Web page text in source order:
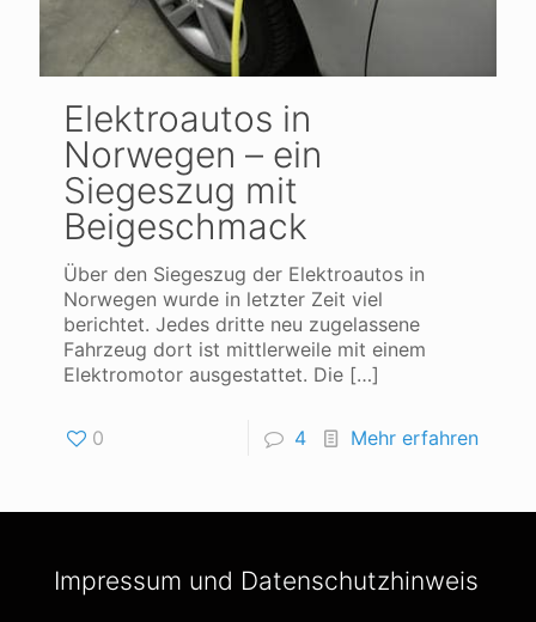
Elektroautos in
Norwegen – ein
Siegeszug mit
Beigeschmack
Über den Siegeszug der Elektroautos in
Norwegen wurde in letzter Zeit viel
berichtet. Jedes dritte neu zugelassene
Fahrzeug dort ist mittlerweile mit einem
Elektromotor ausgestattet. Die […]
0 4 Mehr erfahren
Impressum und Datenschutzhinweis